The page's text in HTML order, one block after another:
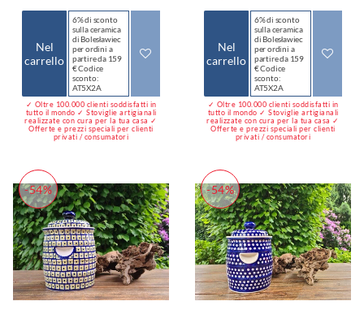
Nel
carrello
6% di sconto
sulla ceramica
di Bolesławiec
per ordini a
partire da 159
€ Codice
sconto:
AT5X2A
✓ Oltre 100.000 clienti soddisfatti in
tutto il mondo ✓ Stoviglie artigianali
realizzate con cura per la tua casa ✓
Offerte e prezzi speciali per clienti
privati / consumatori
Nel
carrello
6% di sconto
sulla ceramica
di Bolesławiec
per ordini a
partire da 159
€ Codice
sconto:
AT5X2A
✓ Oltre 100.000 clienti soddisfatti in
tutto il mondo ✓ Stoviglie artigianali
realizzate con cura per la tua casa ✓
Offerte e prezzi speciali per clienti
privati / consumatori
-54% -54%